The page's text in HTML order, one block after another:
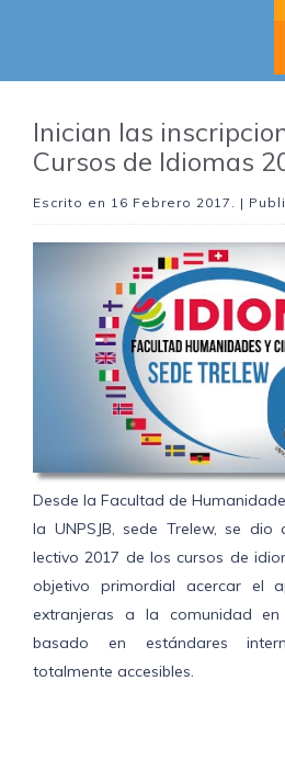
Inician las
Cursos de Idiomas
Escrito en 16 Febrero 2017 . |
Desde la Facultad de
la UNPSJB, sede Trelew, se
lectivo 2017 de los cursos de
objetivo primordial acercar el
extranjeras a la comunidad
basado en estándares
totalmente accesibles.